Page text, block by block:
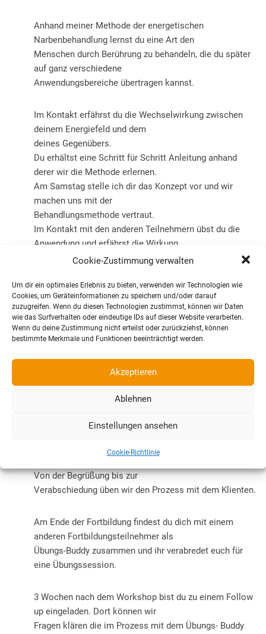
Cookie-Zustimmung verwalten
Um dir ein optimales Erlebnis zu bieten, verwenden wir Technologien wie
Cookies, um Geräteinformationen zu speichern und/oder darauf
zuzugreifen. Wenn du diesen Technologien zustimmst, können wir Daten
wie das Surfverhalten oder eindeutige IDs auf dieser Website verarbeiten.
Wenn du deine Zustimmung nicht erteilst oder zurückziehst, können
bestimmte Merkmale und Funktionen beeinträchtigt werden.
Akzeptieren
Ablehnen
Einstellungen ansehen
Cookie-Richtlinie
Anhand meiner Methode der energetischen
Narbenbehandlung lernst du eine Art den
Menschen durch Berührung zu behandeln, die du später
auf ganz verschiedene
Anwendungsbereiche übertragen kannst.
Im Kontakt erfährst du die Wechselwirkung zwischen
deinem Energiefeld und dem
deines Gegenübers.
Du erhältst eine Schritt für Schritt Anleitung anhand
derer wir die Methode erlernen.
Am Samstag stelle ich dir das Konzept vor und wir
machen uns mit der
Behandlungsmethode vertraut.
Im Kontakt mit den anderen Teilnehmern übst du die
Anwendung und erfährst die Wirkung
auf deinen Körper sowohl in der Rolle des Therapeuten /
des Behandelten / Klienten.
Wir besprechen, wie die Methode auf seelische Narben
übertragbar ist, zum Beispiel bei
Angst. Im Gespräch mit unserem Gegenüber lokalisieren
wir die Angst im Körper und
folgen dann dem vorher eingeführten Schema.
Nach den 6 Stunden wirst du die Methode bereits recht
sicher anwenden können.
erarbeiten, wie du mit deinen
Klienten / Patienten das Konzept nutzen kannst.
Von der Begrüßung bis zur
Verabschiedung üben wir den Prozess mit dem Klienten.
Am Ende der Fortbildung findest du dich mit einem
anderen Fortbildungsteilnehmer als
Übungs-Buddy zusammen und ihr verabredet euch für
eine Übungssession.
3 Wochen nach dem Workshop bist du zu einem Follow
up eingeladen. Dort können wir
Fragen klären die im Prozess mit dem Übungs- Buddy